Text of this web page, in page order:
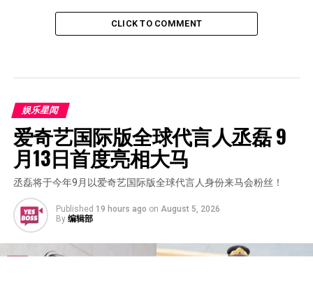
CLICK TO COMMENT
娱乐星闻
爱奇艺国际版全球代言人丞磊 9
月13日首度亮相大马
丞磊将于今年9月以爱奇艺国际版全球代言人身份来马会粉丝！
Published 19 hours ago on August 5, 2026
By 编辑部